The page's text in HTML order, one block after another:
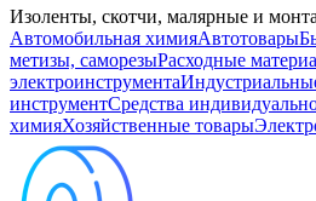
Изоленты, скотчи, малярные и
Автомобильная химияАвтотовары
метизы, саморезыРасходные
электроинструмента
инструментСредства
химияХозяйственные товары